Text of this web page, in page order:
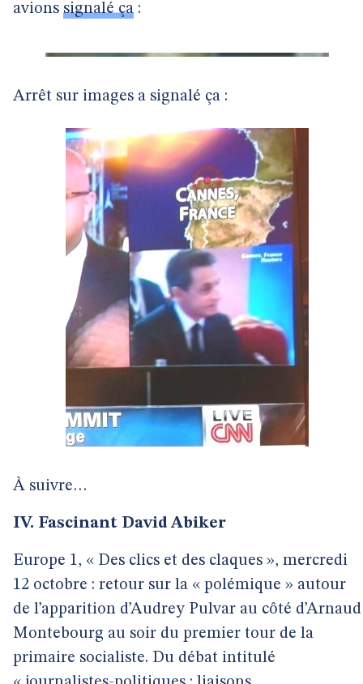
avions signalé ça :
Arrêt sur images a signalé ça :
À suivre…
IV. Fascinant David Abiker
Europe 1, « Des clics et des claques », mercredi
12 octobre : retour sur la « polémique » autour
de l’apparition d’Audrey Pulvar au côté d’Arnaud
Montebourg au soir du premier tour de la
primaire socialiste. Du débat intitulé